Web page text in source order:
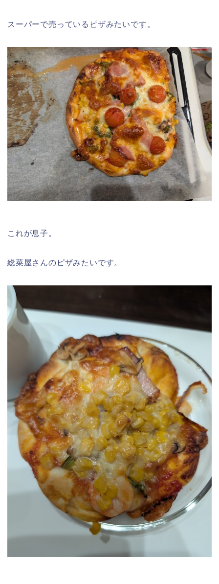
スーパーで売っているピザみたいです。
これが息子。
総菜屋さんのピザみたいです。